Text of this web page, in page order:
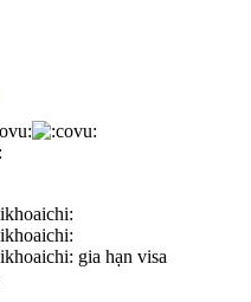
gia hạn visa